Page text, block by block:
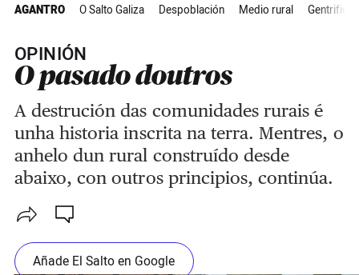
AGANTRO O Salto Galiza Despoblación Medio rural
OPINIÓN
O pasado doutros
A destrución das comunidades rurais é
unha historia inscrita na terra. Mentres, o
anhelo dun rural construído desde
abaixo, con outros principios, continúa.
Añade El Salto en Google